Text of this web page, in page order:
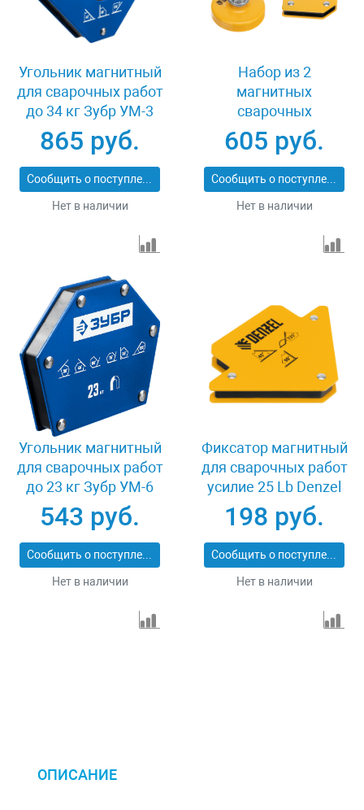
Угольник магнитный
для сварочных работ
до 34 кг Зубр УМ-3
40050-34
865 руб.
Сообщить о поступлении
Нет в наличии
Набор из 2
магнитных
сварочных
фиксаторов и
магнитной клеммы
"масса" Denzel 97557
605 руб.
Сообщить о поступлении
Нет в наличии
Угольник магнитный
для сварочных работ
до 23 кг Зубр УМ-6
40055-23
543 руб.
Сообщить о поступлении
Нет в наличии
Фиксатор магнитный
для сварочных работ
усилие 25 Lb Denzel
97551
198 руб.
Сообщить о поступлении
Нет в наличии
ОПИСАНИЕ